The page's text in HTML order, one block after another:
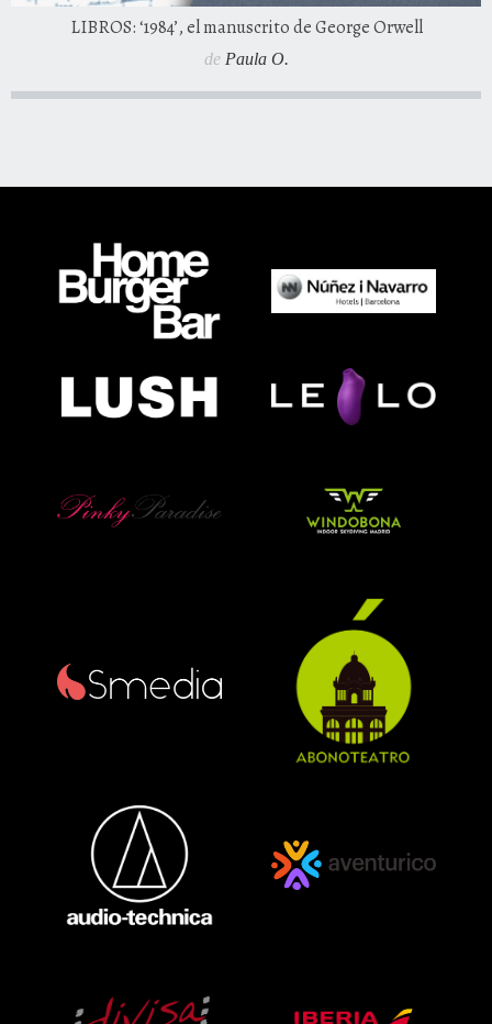
LIBROS: ‘1984’, el manuscrito de George Orwell
de Paula O.